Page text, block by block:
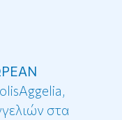
στα